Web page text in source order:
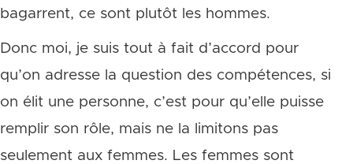
bagarrent, ce sont plutôt les hommes.
Donc moi, je suis tout à fait d’accord pour
qu’on adresse la question des compétences, si
on élit une personne, c’est pour qu’elle puisse
remplir son rôle, mais ne la limitons pas
seulement aux femmes. Les femmes sont